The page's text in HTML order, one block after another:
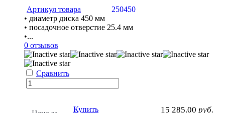
Артикул товара
250450
• диаметр диска 450 мм
• посадочное отверстие 25.4 мм
•...
0 отзывов
Сравнить
15 285.00 руб.
Купить